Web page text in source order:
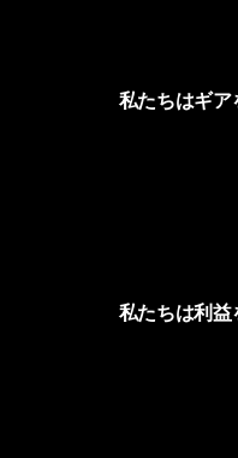
私たちはギア
私たちは利益